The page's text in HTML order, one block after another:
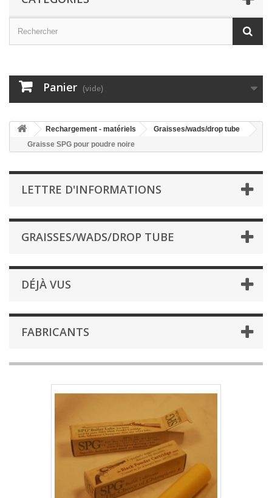
Panier (vide)
Rechargement - matériels
Graisses/wads/drop tube
Graisse SPG pour poudre noire
LETTRE D'INFORMATIONS
GRAISSES/WADS/DROP TUBE
DÉJÀ VUS
FABRICANTS